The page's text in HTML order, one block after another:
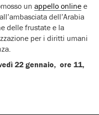
un appello online e
dell’Arabia
delle frustate e la
per i diritti umani
22 gennaio, ore 11,